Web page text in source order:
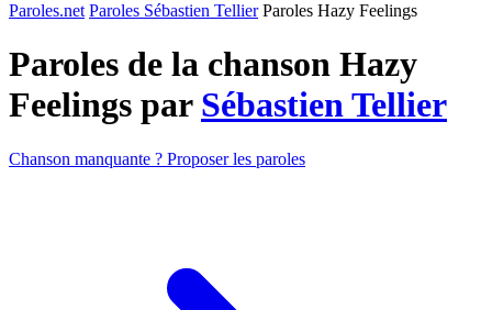
Paroles.net Paroles Sébastien Tellier Paroles Hazy Feelings
Paroles de la chanson Hazy
Feelings par Sébastien Tellier
Chanson manquante ? Proposer les paroles